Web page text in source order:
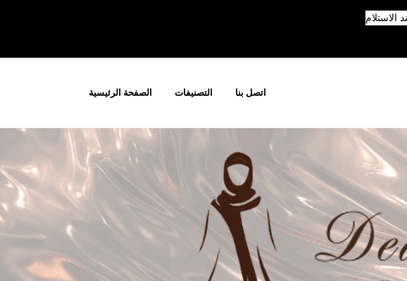
الصفحة الرئيسية التصنيفات اتصل بنا